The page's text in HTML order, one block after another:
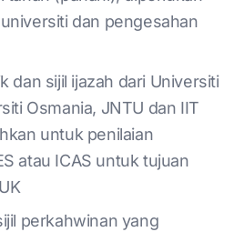
dan pengesahan
dan sijil ijazah dari Universiti
Osmania, JNTU dan IIT
untuk penilaian
atau ICAS untuk tujuan
perkahwinan yang